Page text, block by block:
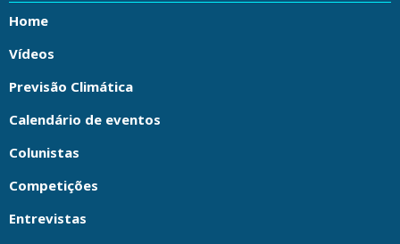
Home
Vídeos
Previsão Climática
Calendário de eventos
Colunistas
Competições
Entrevistas